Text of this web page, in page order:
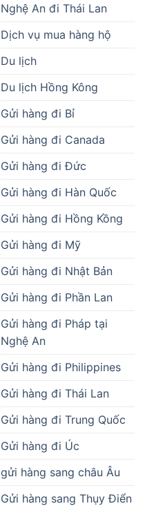
Nghệ An đi Thái Lan
Dịch vụ mua hàng hộ
Du lịch
Du lịch Hồng Kông
Gửi hàng đi Bỉ
Gửi hàng đi Canada
Gửi hàng đi Đức
Gửi hàng đi Hàn Quốc
Gửi hàng đi Hồng Kồng
Gửi hàng đi Mỹ
Gửi hàng đi Nhật Bản
Gửi hàng đi Phần Lan
Gửi hàng đi Pháp tại
Nghệ An
Gửi hàng đi Philippines
Gửi hàng đi Thái Lan
Gửi hàng đi Trung Quốc
Gửi hàng đi Úc
gửi hàng sang châu Âu
Gửi hàng sang Thụy Điển